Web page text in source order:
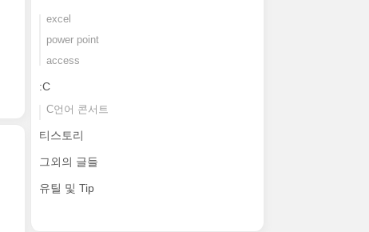
excel
power point
access
:C
C언어 콘서트
티스토리
그외의 글들
유틸 및 Tip